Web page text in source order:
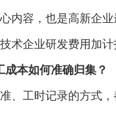
内容，也是高新企
术企业研发费用加
成本如何准确归集？
、工时记录的方式